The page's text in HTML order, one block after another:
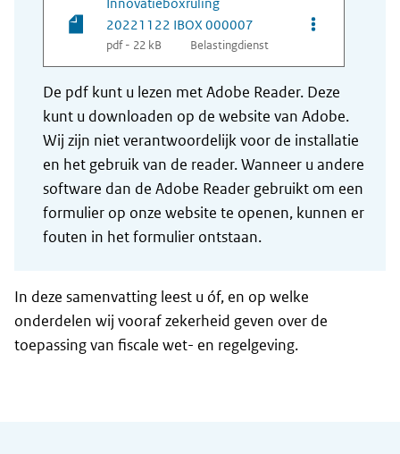
20221122 IBOX 000007
pdf - 22 kB Belastingdienst
Opties van
De pdf kunt u lezen met Adobe Reader. Deze
kunt u downloaden op de website van Adobe.
Wij zijn niet verantwoordelijk voor de installatie
en het gebruik van de reader. Wanneer u andere
software dan de Adobe Reader gebruikt om een
formulier op onze website te openen, kunnen er
fouten in het formulier ontstaan.
In deze samenvatting leest u óf, en op welke
onderdelen wij vooraf zekerheid geven over de
toepassing van fiscale wet- en regelgeving.